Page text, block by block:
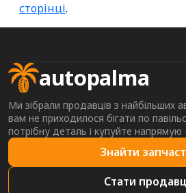
сторінці.
autopalma
Ми зібрали продавців з найбільших
вам не приходилося бігати по
потрібну деталь і купуйте напрямую
Знайти
Стати